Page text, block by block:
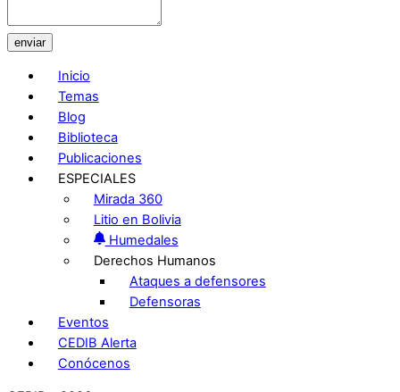
enviar
Inicio
Temas
Blog
Biblioteca
Publicaciones
ESPECIALES
Mirada 360
Litio en Bolivia
Humedales
Derechos Humanos
Ataques a defensores
Defensoras
Eventos
CEDIB Alerta
Conócenos